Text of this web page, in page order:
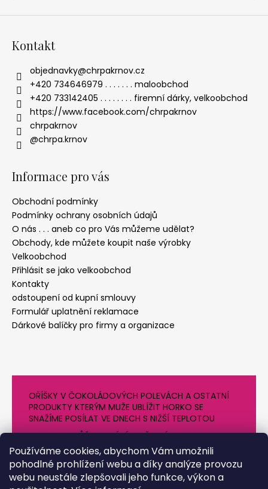
Používáme cookies, abychom Vám umožnili
pohodlné prohlížení webu a díky analýze provozu
webu neustále zlepšovali jeho funkce, výkon a
Kontakt
objednavky@chrpakrnov.cz
+420 734646979 . . . . . . . maloobchod
+420 733142405 . . . . . . . . firemní dárky, velkoobchod
https://www.facebook.com/chrpakrnov
chrpakrnov
@chrpa.krnov
Informace pro vás
Obchodní podmínky
Podmínky ochrany osobních údajů
O nás . . . aneb co pro Vás můžeme udělat?
Obchody, kde můžete koupit naše výrobky
Velkoobchod
Přihlásit se jako velkoobchod
Kontakty
odstoupení od kupní smlouvy
Formulář uplatnění reklamace
Dárkové balíčky pro firmy a organizace
OŘÍŠKY V ČOKOLÁDOVÝCH POLEVÁCH A OSTATNÍ
PRODUKTY KTERÝM MUŽE UBLÍŽIT HORKO SE
SNAŽÍME POSÍLAT VE DNECH S NIŽŠÍ TEPLOTOU
PROTO SE MŮŽE DODÁNÍ O NĚJAKÝ DEN OPOZDIT.
DĚKUJEME ZA POCHOPENÍ